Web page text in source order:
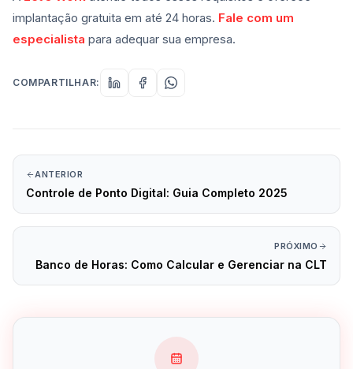
implantação gratuita em até 24 horas. Fale com um
especialista para adequar sua empresa.
COMPARTILHAR:
ANTERIOR
Controle de Ponto Digital: Guia Completo 2025
PRÓXIMO
Banco de Horas: Como Calcular e Gerenciar na CLT